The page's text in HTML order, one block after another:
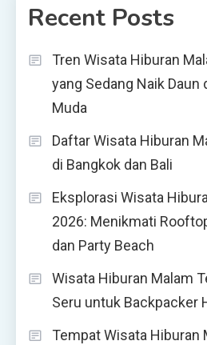
Recent Posts
Tren Wisata Hiburan
yang Sedang Naik Daun
Muda
Daftar Wisata Hiburan
di Bangkok dan Bali
Eksplorasi Wisata
2026: Menikmati
dan Party Beach
Wisata Hiburan Malam
Seru untuk Backpacker
Tempat Wisata Hiburan